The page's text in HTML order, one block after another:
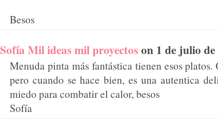
Besos
Sofía Mil ideas mil proyectoson 1 de julio
Menuda pinta más fantástica tienen esos
pero cuando se hace bien, es una autentica
miedo para combatir el calor, besos
Sofía